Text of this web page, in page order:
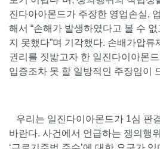
진다아아몬드가 주장한 영업손실,
해서 “손해가 발생하였다고 볼 수
지 못했다”며 기각했다. 손배가압류
권리를 짓밟고자 한 일진다이아몬
입증조차 못 할 일방적인 주장임이
우리는 일진다이아몬드가 1심 판
바란다. 사건에서 언급하는 쟁의행